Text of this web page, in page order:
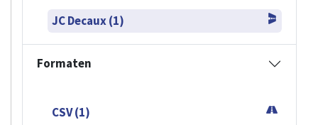
JC Decaux (1)
Formaten
CSV (1)